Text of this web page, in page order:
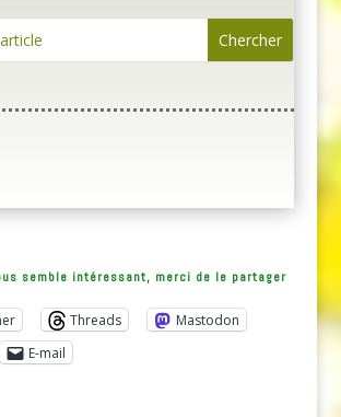
semble intéressant, merci de le partager
Threads
Mastodon
E-mail